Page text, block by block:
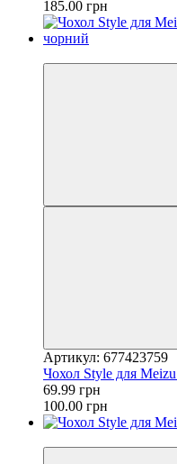
185.00 грн
Артикул: 677423759
Чохол Style для
69.99 грн
100.00 грн